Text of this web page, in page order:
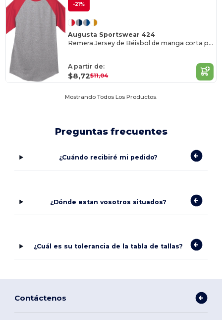
-21%
Augusta Sportswear 424
Remera Jersey de Béisbol de manga corta para jóvenes
A partir de:
$8,72$11,04
Mostrando Todos Los Productos.
Preguntas frecuentes
¿Cuándo recibiré mi pedido?
¿Dónde estan vosotros situados?
¿Cuál es su tolerancia de la tabla de tallas?
Contáctenos